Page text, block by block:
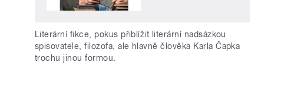
Literární fikce, pokus přiblížit literární nadsázkou
spisovatele, filozofa, ale hlavně člověka Karla Čapka
trochu jinou formou.